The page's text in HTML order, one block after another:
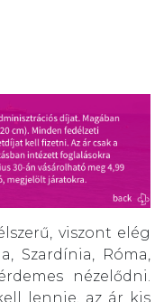
viszont elég
Szardínia, Róma,
nézelődni.
lennie, az ár kis